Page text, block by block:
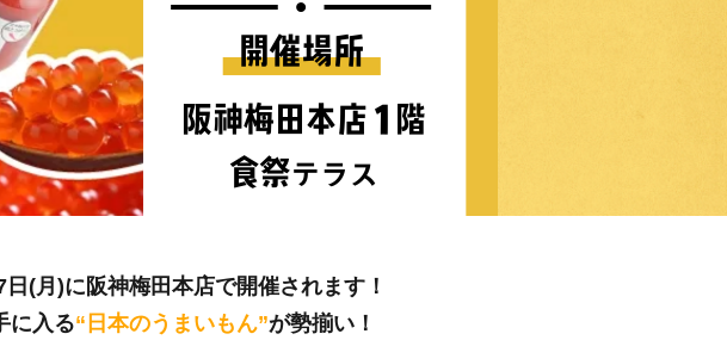
(月)に阪神梅田本店で開催されます！
に入る“日本のうまいもん”が勢揃い！